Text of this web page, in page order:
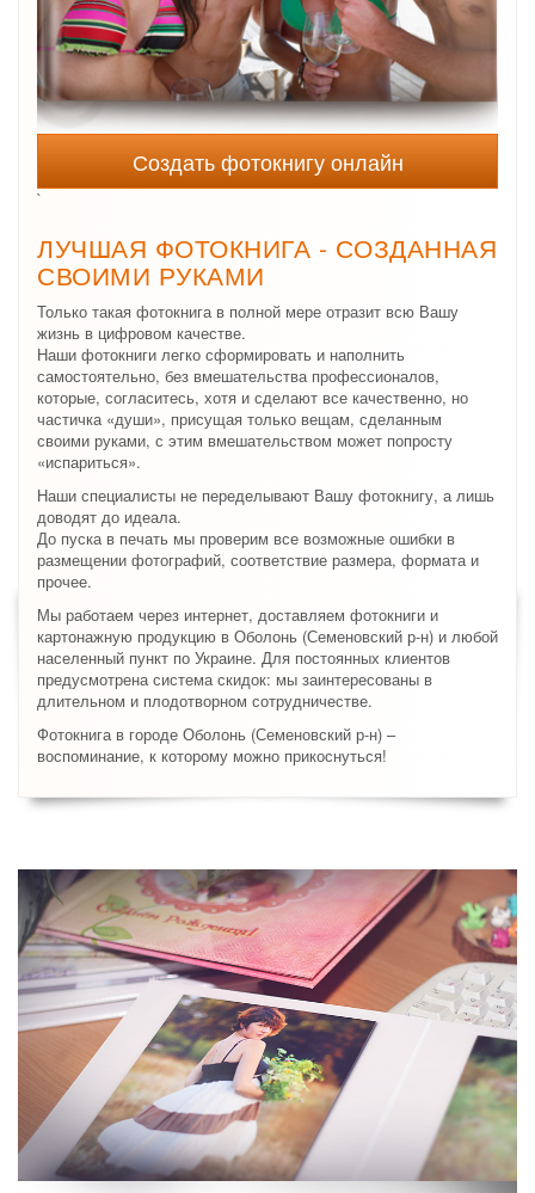
Создать фотокнигу онлайн
`
ЛУЧШАЯ ФОТОКНИГА - СОЗДАННАЯ
СВОИМИ РУКАМИ
Только такая фотокнига в полной мере отразит всю Вашу
жизнь в цифровом качестве.
Наши фотокниги легко сформировать и наполнить
самостоятельно, без вмешательства профессионалов,
которые, согласитесь, хотя и сделают все качественно, но
частичка «души», присущая только вещам, сделанным
своими руками, с этим вмешательством может попросту
«испариться».
Наши специалисты не переделывают Вашу фотокнигу, а лишь
доводят до идеала.
До пуска в печать мы проверим все возможные ошибки в
размещении фотографий, соответствие размера, формата и
прочее.
Мы работаем через интернет, доставляем фотокниги и
картонажную продукцию в Оболонь (Семеновский р-н) и любой
населенный пункт по Украине. Для постоянных клиентов
предусмотрена система скидок: мы заинтересованы в
длительном и плодотворном сотрудничестве.
Фотокнига в городе Оболонь (Семеновский р-н) –
воспоминание, к которому можно прикоснуться!